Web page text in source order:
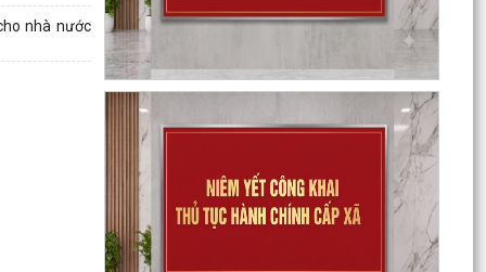
nhà nước
04/8/2026 của UBND thành phố
Thông báo về việc công bố công khai và cung
cấp kết quả thống kê diện tích đất đai năm 2025
Triển khai thực hiện quy định tại Nghị định số
50/2026/NĐ-CP ngày 31/01/2026 của Chính
phủ theo...
Công văn 2843 về việc triển khai thực hiện Quyết
định số 2843/QĐ-UBND ngày 23/7/2026 của Uỷ
ban...